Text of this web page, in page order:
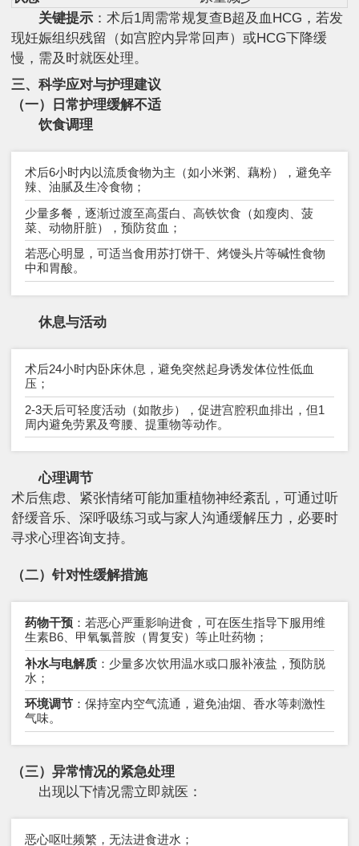
关键提示：术后1周需常规复查B超及血HCG，若发
现妊娠组织残留（如宫腔内异常回声）或HCG下降缓
慢，需及时就医处理。
三、科学应对与护理建议
（一）日常护理缓解不适
饮食调理
术后6小时内以流质食物为主（如小米粥、藕粉），避免辛
辣、油腻及生冷食物；
少量多餐，逐渐过渡至高蛋白、高铁饮食（如瘦肉、菠
菜、动物肝脏），预防贫血；
若恶心明显，可适当食用苏打饼干、烤馒头片等碱性食物
中和胃酸。
休息与活动
术后24小时内卧床休息，避免突然起身诱发体位性低血
压；
2-3天后可轻度活动（如散步），促进宫腔积血排出，但1
周内避免劳累及弯腰、提重物等动作。
心理调节
术后焦虑、紧张情绪可能加重植物神经紊乱，可通过听
舒缓音乐、深呼吸练习或与家人沟通缓解压力，必要时
寻求心理咨询支持。
（二）针对性缓解措施
药物干预：若恶心严重影响进食，可在医生指导下服用维
生素B6、甲氧氯普胺（胃复安）等止吐药物；
补水与电解质：少量多次饮用温水或口服补液盐，预防脱
水；
环境调节：保持室内空气流通，避免油烟、香水等刺激性
气味。
（三）异常情况的紧急处理
出现以下情况需立即就医：
恶心呕吐频繁，无法进食进水；